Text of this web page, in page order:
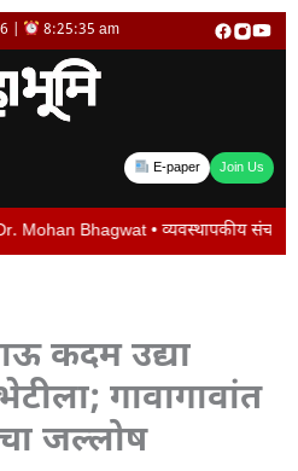
| 8:25:36 am
E-paper Join Us
• व्यवस्थापकीय संचालक विजय देशमुख
कदम उद्या
गावागावांत
जल्लोष